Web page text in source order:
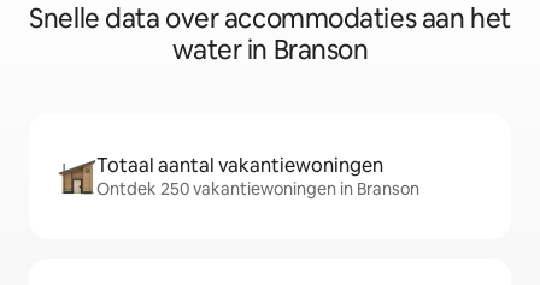
Snelle data over accommodaties aan het
water in Branson
Totaal aantal vakantiewoningen
Ontdek 250 vakantiewoningen in Branson